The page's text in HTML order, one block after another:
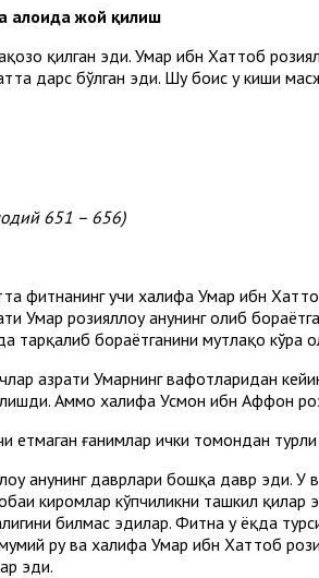
жой қилиш
қилган эди. Умар ибн Хаттоб
катта дарс бўлган эди. Шу боис у киши
651 – 656)
фитнанинг учи халифа Умар ибн
Умар розияллоҳу анҳунинг олиб
тарқалиб бораётганини мутлақо кўра
ҳазрати Умарнинг вафотларидан
Аммо халифа Усмон ибн Аффон
етмаган ғанимлар ички томондан
анҳунинг даврлари бошқа давр эди.
киромлар кўпчиликни ташкил
билмас эдилар. Фитна у ёқда
руҳ ва халифа Умар ибн Хаттоб
эди.